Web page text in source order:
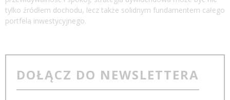
tylko źródłem dochodu, lecz także solidnym fundamentem całego
portfela inwestycyjnego.
DOŁĄCZ DO NEWSLETTERA